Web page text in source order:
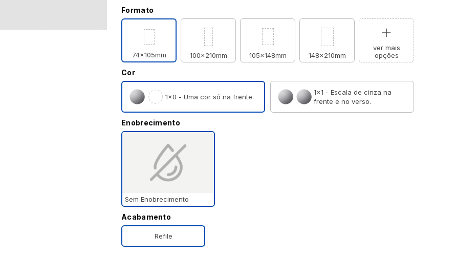
Formato
74x105mm 100x210mm 105x148mm 148x210mm
ver mais
opções
Cor
1×0 - Uma cor só na frente.
1×1 - Escala de cinza na
frente e no verso.
Enobrecimento
Sem Enobrecimento
Acabamento
Refile